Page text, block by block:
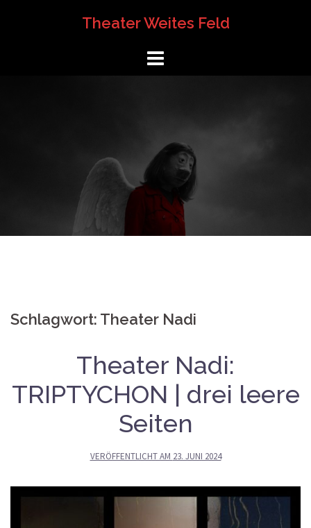
Theater Weites Feld
Schlagwort: Theater Nadi
Theater Nadi:
TRIPTYCHON | drei leere
Seiten
VERÖFFENTLICHT AM 23. JUNI 2024